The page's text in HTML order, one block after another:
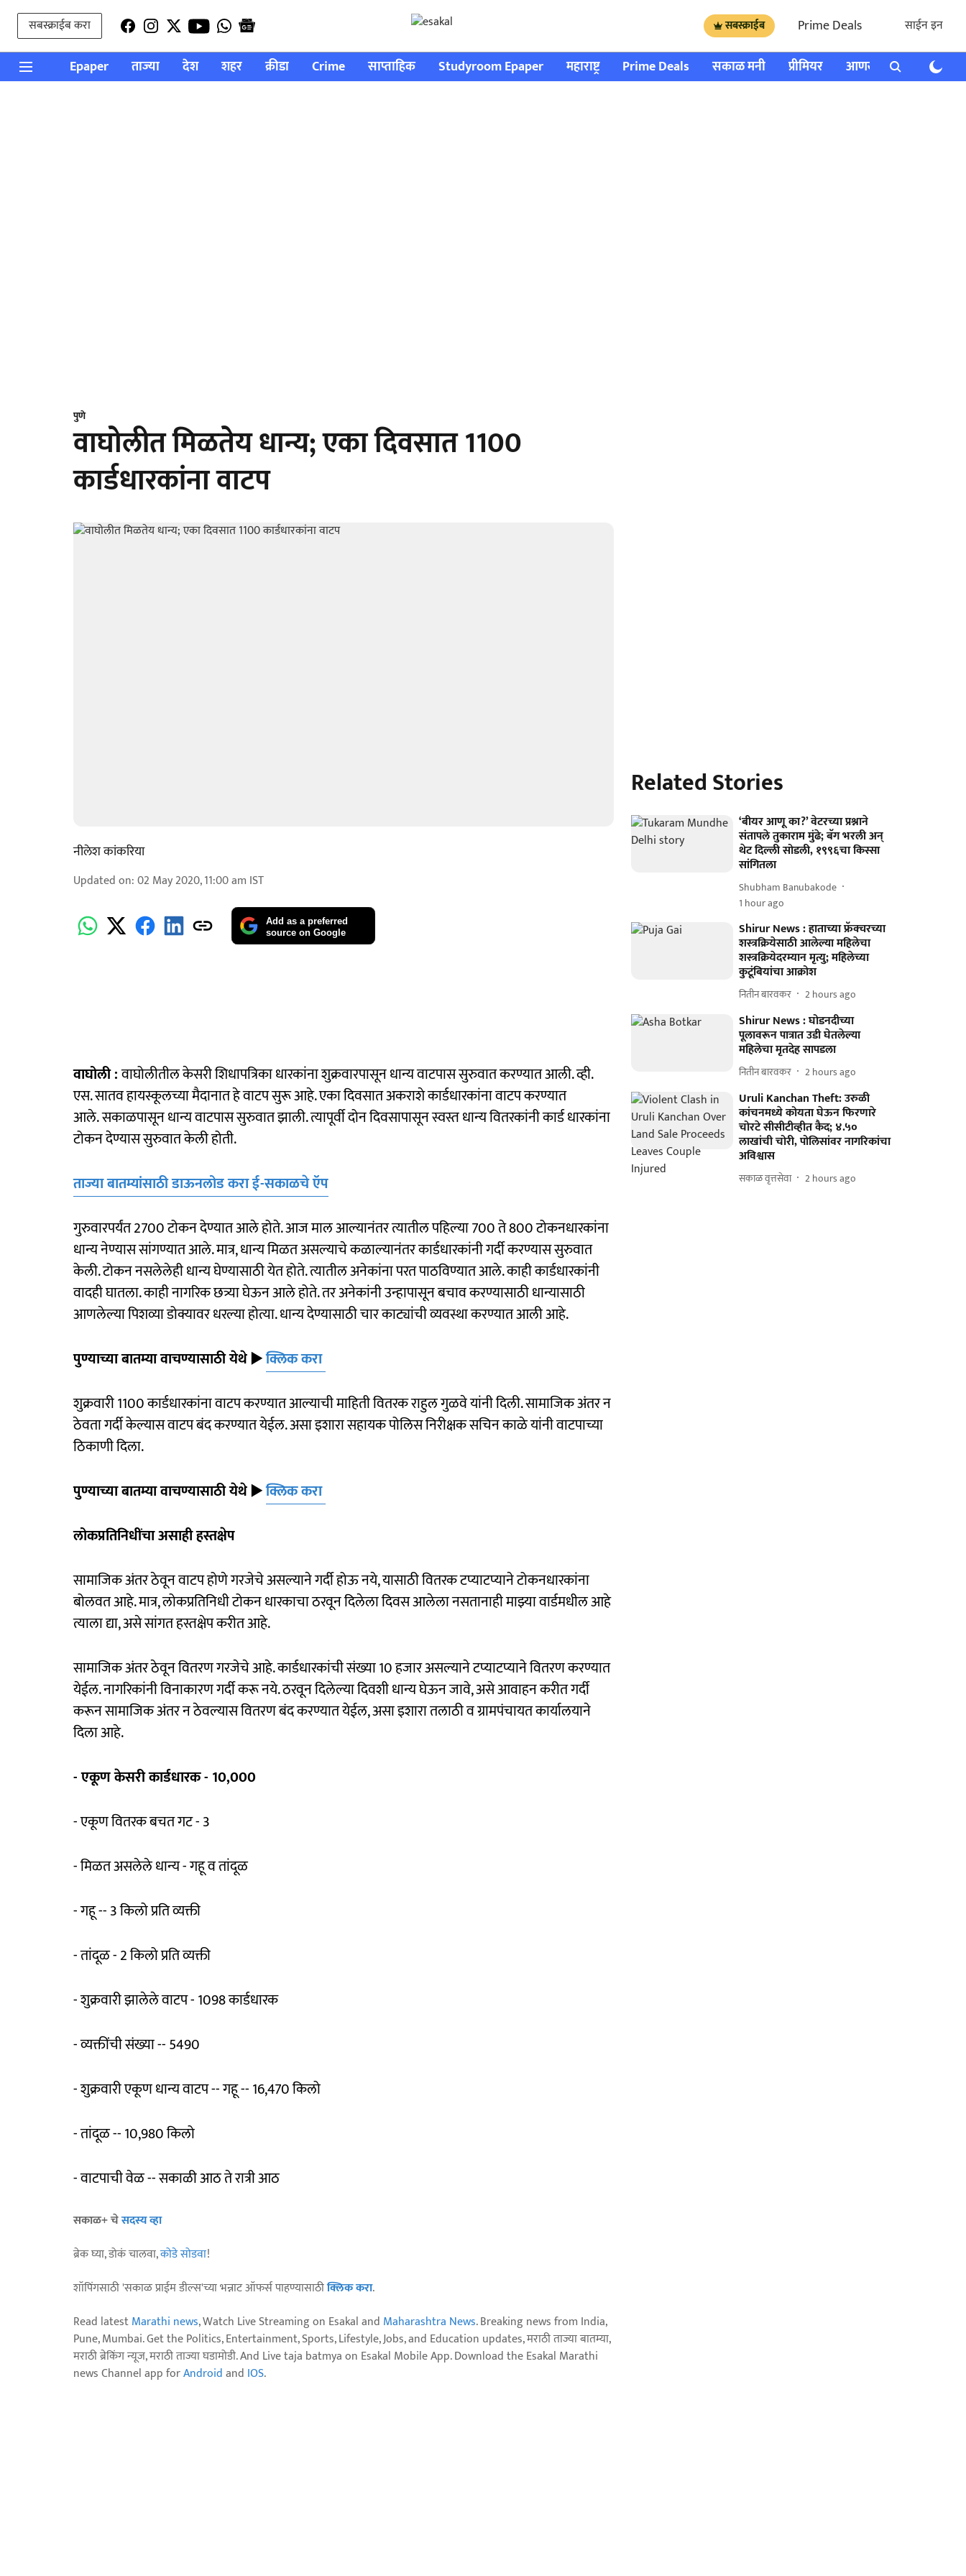
सबस्क्राईब करा सबस्क्राईब Prime Deals साईन इन
Epaper ताज्या देश शहर क्रीडा Crime साप्ताहिक Studyroom Epaper महाराष्ट्र Prime Deals सकाळ मनी प्रीमियर आणखी राशी भविष्य
पुणे
वाघोलीत मिळतेय धान्य; एका दिवसात 1100
कार्डधारकांना वाटप
नीलेश कांकरिया
Updated on:02 May 2020, 11:00 am IST
Add as a preferred
source on Google
वाघोली :वाघोलीतील केसरी शिधापत्रिका धारकांना शुक्रवारपासून धान्य वाटपास सुरुवात करण्यात आली. व्ही.
एस. सातव हायस्कूलच्या मैदानात हे वाटप सुरू आहे. एका दिवसात अकराशे कार्डधारकांना वाटप करण्यात
आले. सकाळपासून धान्य वाटपास सुरुवात झाली. त्यापूर्वी दोन दिवसापासून स्वस्त धान्य वितरकांनी कार्ड धारकांना
टोकन देण्यास सुरुवात केली होती.
ताज्या बातम्यांसाठी डाऊनलोड करा ई-सकाळचे ऍप
गुरुवारपर्यंत 2700 टोकन देण्यात आले होते. आज माल आल्यानंतर त्यातील पहिल्या 700 ते 800 टोकनधारकांना
धान्य नेण्यास सांगण्यात आले. मात्र, धान्य मिळत असल्याचे कळाल्यानंतर कार्डधारकांनी गर्दी करण्यास सुरुवात
केली. टोकन नसलेलेही धान्य घेण्यासाठी येत होते. त्यातील अनेकांना परत पाठविण्यात आले. काही कार्डधारकांनी
वादही घातला. काही नागरिक छत्र्या घेऊन आले होते. तर अनेकांनी उन्हापासून बचाव करण्यासाठी धान्यासाठी
आणलेल्या पिशव्या डोक्यावर धरल्या होत्या. धान्य देण्यासाठी चार काट्यांची व्यवस्था करण्यात आली आहे.
पुण्याच्या बातम्या वाचण्यासाठी येथे►क्लिक करा
शुक्रवारी 1100 कार्डधारकांना वाटप करण्यात आल्याची माहिती वितरक राहुल गुळवे यांनी दिली. सामाजिक अंतर न
ठेवता गर्दी केल्यास वाटप बंद करण्यात येईल. असा इशारा सहायक पोलिस निरीक्षक सचिन काळे यांनी वाटपाच्या
ठिकाणी दिला.
पुण्याच्या बातम्या वाचण्यासाठी येथे►क्लिक करा
लोकप्रतिनिधींचा असाही हस्तक्षेप
सामाजिक अंतर ठेवून वाटप होणे गरजेचे असल्याने गर्दी होऊ नये, यासाठी वितरक टप्याटप्याने टोकनधारकांना
बोलवत आहे. मात्र, लोकप्रतिनिधी टोकन धारकाचा ठरवून दिलेला दिवस आलेला नसतानाही माझ्या वार्डमधील आहे
त्याला द्या, असे सांगत हस्तक्षेप करीत आहे.
सामाजिक अंतर ठेवून वितरण गरजेचे आहे. कार्डधारकांची संख्या 10 हजार असल्याने टप्याटप्याने वितरण करण्यात
येईल. नागरिकांनी विनाकारण गर्दी करू नये. ठरवून दिलेल्या दिवशी धान्य घेऊन जावे, असे आवाहन करीत गर्दी
करून सामाजिक अंतर न ठेवल्यास वितरण बंद करण्यात येईल, असा इशारा तलाठी व ग्रामपंचायत कार्यालयाने
दिला आहे.
- एकूण केसरी कार्डधारक - 10,000
- एकूण वितरक बचत गट - 3
- मिळत असलेले धान्य - गहू व तांदूळ
- गहू -- 3 किलो प्रति व्यक्ती
- तांदूळ - 2 किलो प्रति व्यक्ती
- शुक्रवारी झालेले वाटप - 1098 कार्डधारक
- व्यक्तींची संख्या -- 5490
- शुक्रवारी एकूण धान्य वाटप -- गहू -- 16,470 किलो
- तांदूळ -- 10,980 किलो
- वाटपाची वेळ -- सकाळी आठ ते रात्री आठ
सकाळ+ चेसदस्य व्हा
ब्रेक घ्या, डोकं चालवा,कोडे सोडवा!
शॉपिंगसाठी 'सकाळ प्राईम डील्स'च्या भन्नाट ऑफर्स पाहण्यासाठीक्लिक करा.
Read latestMarathi news, Watch Live Streaming on Esakal and Maharashtra News. Breaking news from India,
Pune, Mumbai. Get the Politics, Entertainment, Sports, Lifestyle, Jobs, and Education updates, मराठी ताज्या बातम्या,
मराठी ब्रेकिंग न्यूज, मराठी ताज्या घडामोडी. And Live taja batmya on Esakal Mobile App. Download the Esakal Marathi
news Channel app forAndroidand IOS.
Related Stories
‘बीयर आणू का?’ वेटरच्या प्रश्नाने
संतापले तुकाराम मुंढे; बॅग भरली अन्
थेट दिल्ली सोडली, १९९६चा किस्सा
सांगितला
Shubham Banubakode
1 hour ago
Shirur News : हाताच्या फ्रॅक्चरच्या
शस्त्रक्रियेसाठी आलेल्या महिलेचा
शस्त्रक्रियेदरम्यान मृत्यु; महिलेच्या
कुटूंबियांचा आक्रोश
नितीन बारवकर 2 hours ago
Shirur News : घोडनदीच्या
पूलावरून पात्रात उडी घेतलेल्या
महिलेचा मृतदेह सापडला
नितीन बारवकर 2 hours ago
Uruli Kanchan Theft: उरुळी
कांचनमध्ये कोयता घेऊन फिरणारे
चोरटे सीसीटीव्हीत कैद; ४.५०
लाखांची चोरी, पोलिसांवर नागरिकांचा
अविश्वास
सकाळ वृत्तसेवा 2 hours ago